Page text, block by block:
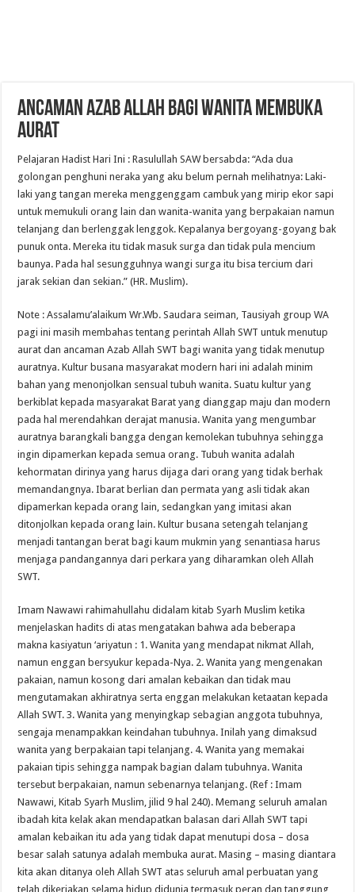
Ancaman Azab Allah bagi wanita Membuka
Aurat
Pelajaran Hadist Hari Ini : Rasulullah SAW bersabda: “Ada dua
golongan penghuni neraka yang aku belum pernah melihatnya: Laki-
laki yang tangan mereka menggenggam cambuk yang mirip ekor sapi
untuk memukuli orang lain dan wanita-wanita yang berpakaian namun
telanjang dan berlenggak lenggok. Kepalanya bergoyang-goyang bak
punuk onta. Mereka itu tidak masuk surga dan tidak pula mencium
baunya. Pada hal sesungguhnya wangi surga itu bisa tercium dari
jarak sekian dan sekian.” (HR. Muslim).
Note : Assalamu’alaikum Wr.Wb. Saudara seiman, Tausiyah group WA
pagi ini masih membahas tentang perintah Allah SWT untuk menutup
aurat dan ancaman Azab Allah SWT bagi wanita yang tidak menutup
auratnya. Kultur busana masyarakat modern hari ini adalah minim
bahan yang menonjolkan sensual tubuh wanita. Suatu kultur yang
berkiblat kepada masyarakat Barat yang dianggap maju dan modern
pada hal merendahkan derajat manusia. Wanita yang mengumbar
auratnya barangkali bangga dengan kemolekan tubuhnya sehingga
ingin dipamerkan kepada semua orang. Tubuh wanita adalah
kehormatan dirinya yang harus dijaga dari orang yang tidak berhak
memandangnya. Ibarat berlian dan permata yang asli tidak akan
dipamerkan kepada orang lain, sedangkan yang imitasi akan
ditonjolkan kepada orang lain. Kultur busana setengah telanjang
menjadi tantangan berat bagi kaum mukmin yang senantiasa harus
menjaga pandangannya dari perkara yang diharamkan oleh Allah
SWT.
Imam Nawawi rahimahullahu didalam kitab Syarh Muslim ketika
menjelaskan hadits di atas mengatakan bahwa ada beberapa
makna kasiyatun ‘ariyatun : 1. Wanita yang mendapat nikmat Allah,
namun enggan bersyukur kepada-Nya. 2. Wanita yang mengenakan
pakaian, namun kosong dari amalan kebaikan dan tidak mau
mengutamakan akhiratnya serta enggan melakukan ketaatan kepada
Allah SWT. 3. Wanita yang menyingkap sebagian anggota tubuhnya,
sengaja menampakkan keindahan tubuhnya. Inilah yang dimaksud
wanita yang berpakaian tapi telanjang. 4. Wanita yang memakai
pakaian tipis sehingga nampak bagian dalam tubuhnya. Wanita
tersebut berpakaian, namun sebenarnya telanjang. (Ref : Imam
Nawawi, Kitab Syarh Muslim, jilid 9 hal 240). Memang seluruh amalan
ibadah kita kelak akan mendapatkan balasan dari Allah SWT tapi
amalan kebaikan itu ada yang tidak dapat menutupi dosa – dosa
besar salah satunya adalah membuka aurat. Masing – masing diantara
kita akan ditanya oleh Allah SWT atas seluruh amal perbuatan yang
telah dikerjakan selama hidup didunia termasuk peran dan tanggung